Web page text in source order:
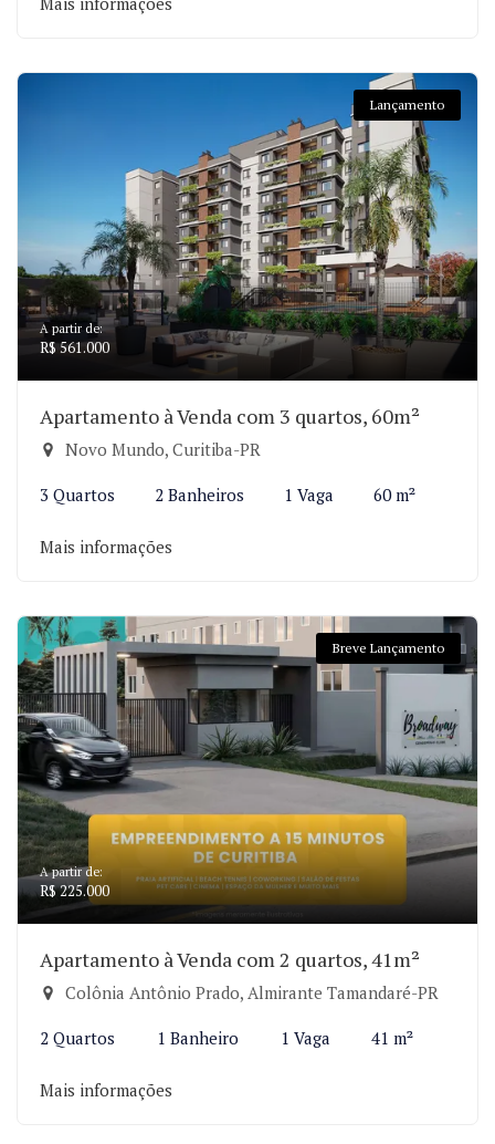
Lançamento
A partir de:
R$ 561.000
Apartamento à Venda com 3 quartos, 60m²
Novo Mundo, Curitiba-PR
3 Quartos 2 Banheiros 1 Vaga 60 m²
Mais informações
Breve Lançamento
A partir de:
R$ 225.000
Apartamento à Venda com 2 quartos, 41m²
Colônia Antônio Prado, Almirante Tamandaré-PR
2 Quartos 1 Banheiro 1 Vaga 41 m²
Mais informações